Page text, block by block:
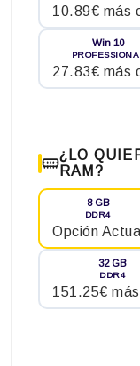
10.89€ más
Win 10
27.83€ más
¿LO
RAM?
8 GB
DDR4
Opción Actual
32 GB
DDR4
151.25€